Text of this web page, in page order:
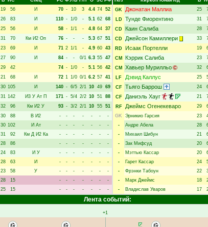
19 56 И 70 - 10 3 4.4 74 52
26 83 И 110 - 1/0 - 5.1 62 68
25 56 И 58 - 1/1 - 4.8 64 37
31 70 Км И2 Оп 76 - - - 5.3 67 51
23 69 И 71 2 1/1 - 4.9 60 43
27 90 И 84 - - 0/1 6.3 55 47
29 42 74 - 1/0 - 5.1 56 42
21 68 И 72 1 1/0 0/1 6.2 57 41
30 105 И 140 - 6/5 2/1 10 49 69
31 142 И3 У Ат П 171 - 5/4 2/2 10 51 88
32 96 Км И2 У 93 - 3/2 2/1 10 55 51
30 88 В И2 - - - - - -
-
30 102 И Ат - - - - - -
-
31 92 Км Д И2 Ка - - - - - -
-
28 86 - - - - - -
-
24 83 И У - - - - - -
-
28 63 И - - - - - -
-
23 58 У - - - - - -
-
28 15 - - - - - -
-
25 15 - - - - - - -
GK
Джонатан Маллиа 25
LD
Тунде Фиорентино 31
CD
Каин Салиба 28
CD
Джейсон Камиллери 33
RD Исаак Портелли 19
CM
Кэррик Салиба 23
CM
Хавьер Мурилльо 32
LF
Дэвид Каллус 25
CF
Тьяго Баррош 24
CF
Даниэль Хауг 21
RF
Джеймс Огенекеваро 29
GK
Эрникио Гарсия 23
-
Андре Абела 28
-
Михаил Шибун 21
-
Зак Мифсуд 20
-
Мэттью Кассар 20
-
Гарет Кассар 24
-
Фрэнки Табоун 22
-
Марк Джеймс 18
-
Владислав Уваров 17
Лента событий:
+1